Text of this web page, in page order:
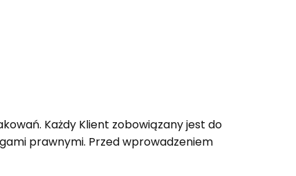
Każdy Klient zobowiązany jest do
prawnymi. Przed wprowadzeniem